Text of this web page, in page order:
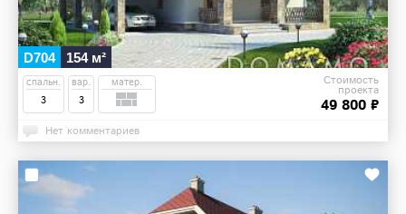
D704 154 м²
спальн.
3
вар.
3
матер. Стоимость
проекта
49 800 ₽
Нет комментариев